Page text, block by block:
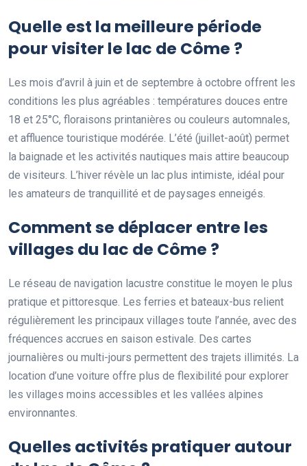
Quelle est la meilleure période
pour visiter le lac de Côme ?
Les mois d’avril à juin et de septembre à octobre offrent les
conditions les plus agréables : températures douces entre
18 et 25°C, floraisons printanières ou couleurs automnales,
et affluence touristique modérée. L’été (juillet-août) permet
la baignade et les activités nautiques mais attire beaucoup
de visiteurs. L’hiver révèle un lac plus intimiste, idéal pour
les amateurs de tranquillité et de paysages enneigés.
Comment se déplacer entre les
villages du lac de Côme ?
Le réseau de navigation lacustre constitue le moyen le plus
pratique et pittoresque. Les ferries et bateaux-bus relient
régulièrement les principaux villages toute l’année, avec des
fréquences accrues en saison estivale. Des cartes
journalières ou multi-jours permettent des trajets illimités. La
location d’une voiture offre plus de flexibilité pour explorer
les villages moins accessibles et les vallées alpines
environnantes.
Quelles activités pratiquer autour